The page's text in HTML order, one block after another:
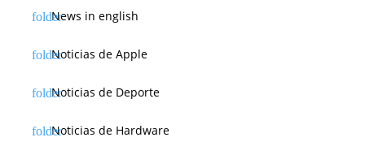
News in english
Noticias de Apple
Noticias de Deporte
Noticias de Hardware